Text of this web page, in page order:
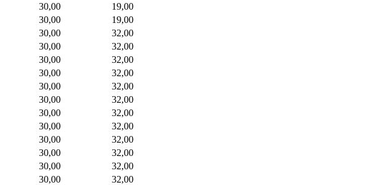
30,00
19,00
30,00
19,00
30,00
32,00
30,00
32,00
30,00
32,00
30,00
32,00
30,00
32,00
30,00
32,00
30,00
32,00
30,00
32,00
30,00
32,00
30,00
32,00
30,00
32,00
30,00
32,00